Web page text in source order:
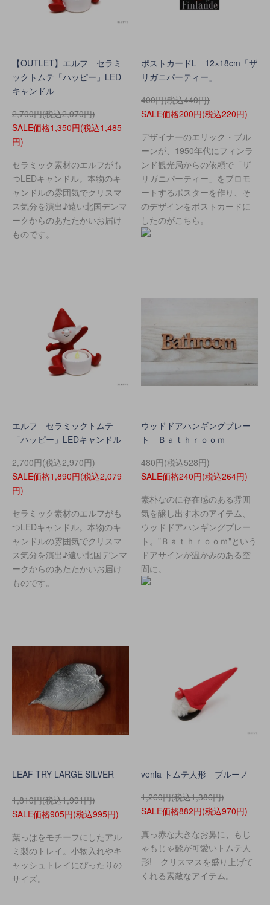
【OUTLET】エルフ セラミ
ックトムテ「ハッピー」LED
キャンドル
2,700円(税込2,970円)
SALE価格1,350円(税込1,485
円)
セラミック素材のエルフがも
つLEDキャンドル。本物のキ
ャンドルの雰囲気でクリスマ
ス気分を演出♪遠い北国デンマ
ークからのあたたかいお届け
ものです。
ポストカードL 12×18cm「ザ
リガニパーティー」
400円(税込440円)
SALE価格200円(税込220円)
デザイナーのエリック・ブル
ーンが、1950年代にフィンラ
ンド観光局からの依頼で「ザ
リガニパーティー」をプロモ
ートするポスターを作り、そ
のデザインをポストカードに
したのがこちら。
エルフ セラミックトムテ
「ハッピー」LEDキャンドル
2,700円(税込2,970円)
SALE価格1,890円(税込2,079
円)
セラミック素材のエルフがも
つLEDキャンドル。本物のキ
ャンドルの雰囲気でクリスマ
ス気分を演出♪遠い北国デンマ
ークからのあたたかいお届け
ものです。
ウッドドアハンギングプレー
ト Ｂａｔｈｒｏｏｍ
480円(税込528円)
SALE価格240円(税込264円)
素朴なのに存在感のある雰囲
気を醸し出す木のアイテム、
ウッドドアハンギングプレー
ト。"Ｂａｔｈｒｏｏｍ"という
ドアサインが温かみのある空
間に。
LEAF TRY LARGE SILVER
1,810円(税込1,991円)
SALE価格905円(税込995円)
葉っぱをモチーフにしたアル
ミ製のトレイ。小物入れやキ
ャッシュトレイにぴったりの
サイズ。
venla トムテ人形 ブルーノ
1,260円(税込1,386円)
SALE価格882円(税込970円)
真っ赤な大きなお鼻に、もじ
ゃもじゃ髭が可愛いトムテ人
形! クリスマスを盛り上げて
くれる素敵なアイテム。